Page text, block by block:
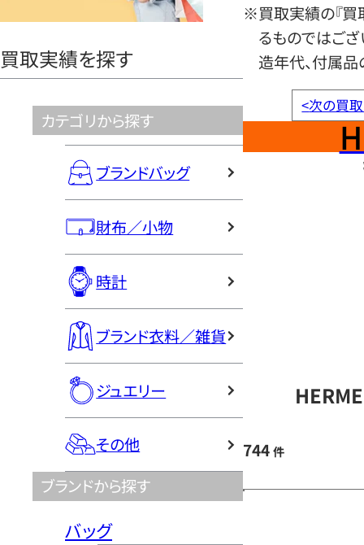
買取実績を探す
カテゴリから探す
ブランドバッグ
財布／小物
時計
ブランド衣料／雑貨
ジュエリー
その他
ブランドから探す
バッグ
※買取実績の『買
るものではござ
造年代、付属品
<次の買
744 件